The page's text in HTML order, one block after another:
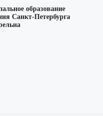
образование
Санкт-Петербурга